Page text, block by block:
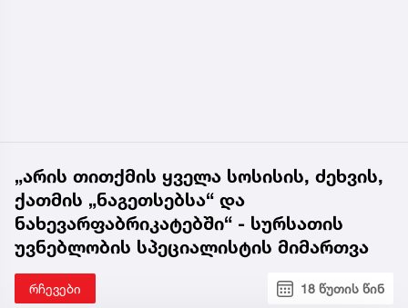
„არის თითქმის ყველა სოსისის, ძეხვის,
ქათმის „ნაგეთსებსა“ და
ნახევარფაბრიკატებში“ - სურსათის
უვნებლობის სპეციალისტის მიმართვა
რჩევები 18 წუთის წინ